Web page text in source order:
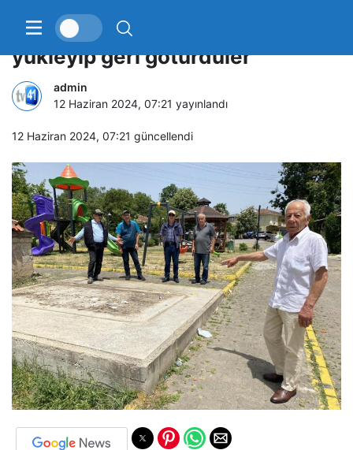
Getirdikleri hizmeti vince
yükleyip geri götürdüler
admin
12 Haziran 2024, 07:21 yayınlandı
12 Haziran 2024, 07:21 güncellendi